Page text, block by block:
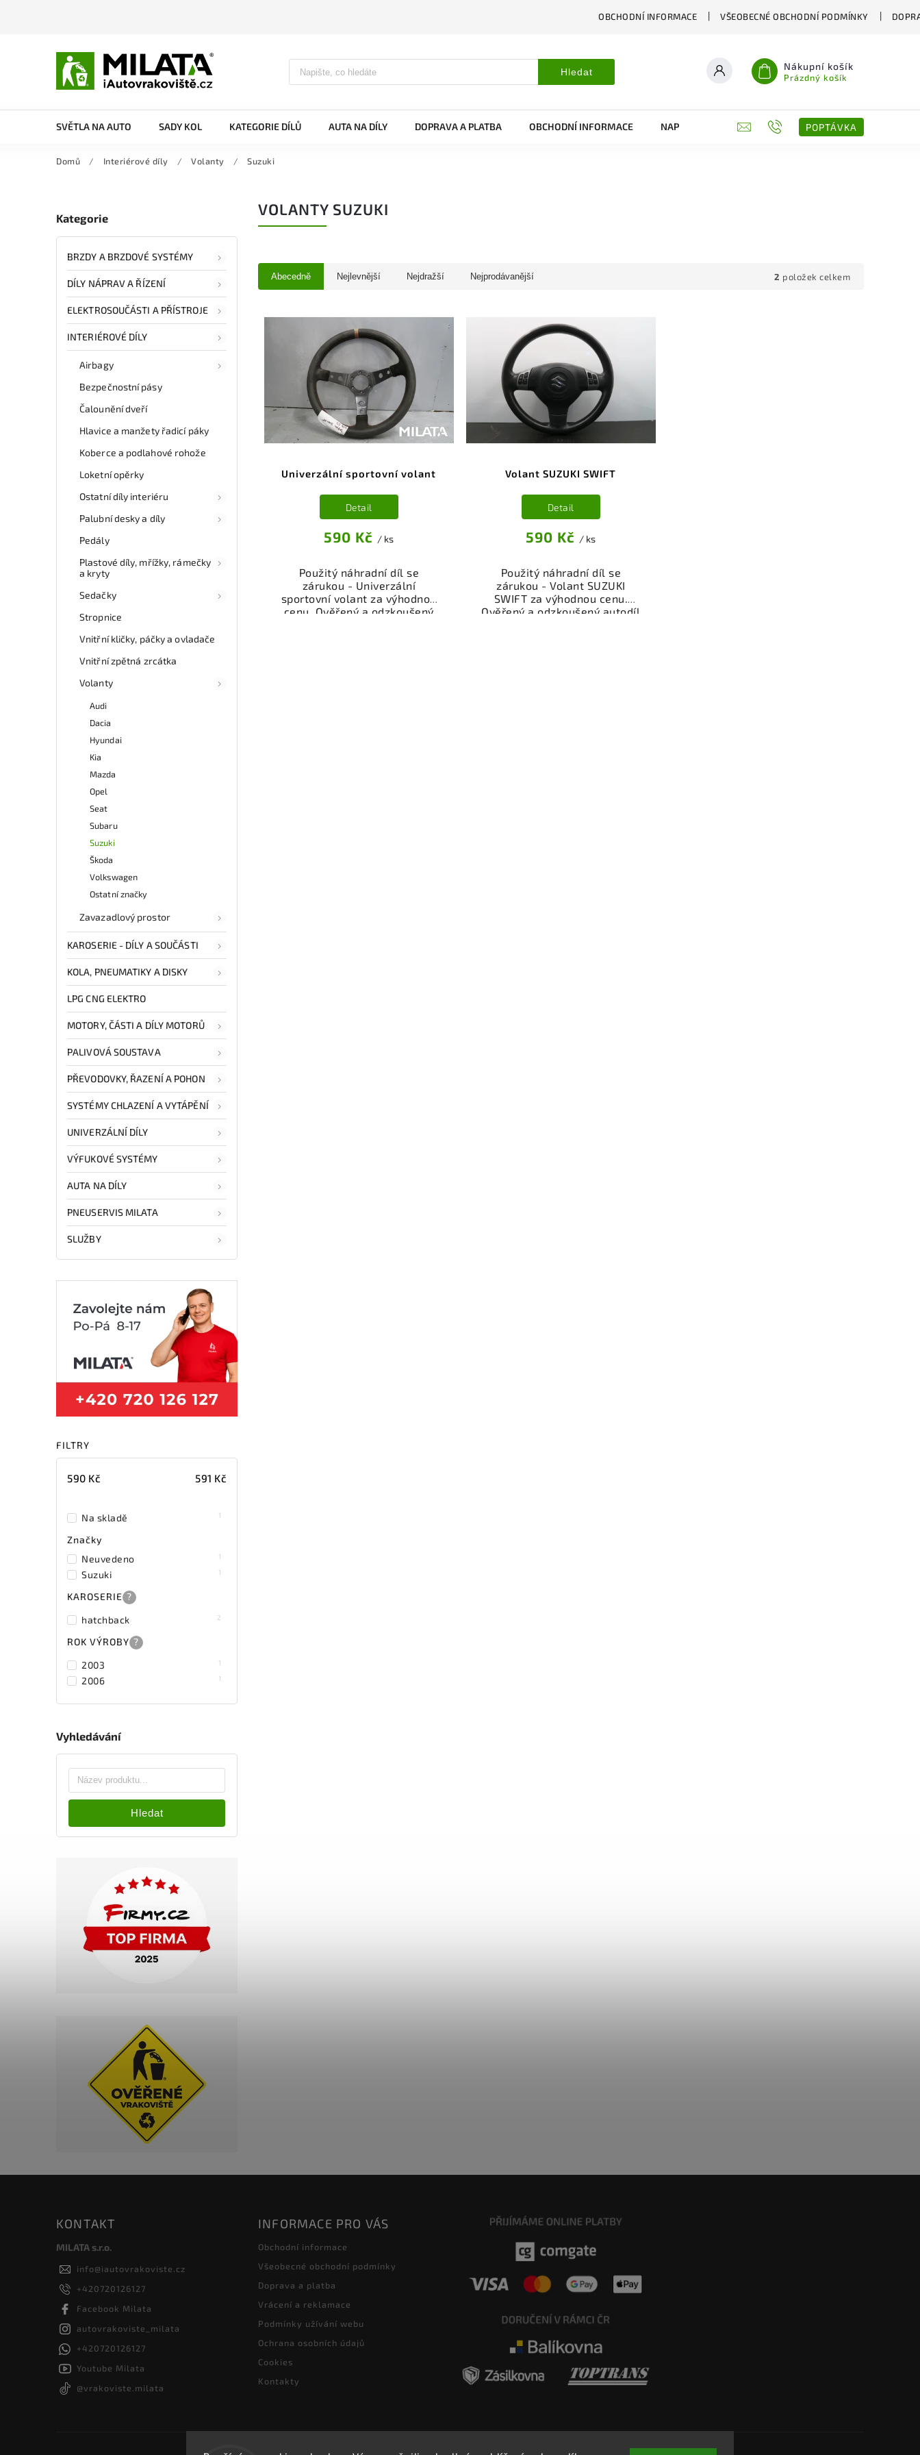
OBCHODNÍ INFORMACE VŠEOBECNÉ OBCHODNÍ PODMÍNKY
Hledat Nákupní košík
Prázdný košík
SVĚTLA NA AUTO SADY KOL KATEGORIE DÍLŮ AUTA NA DÍLY DOPRAVA A PLATBA OBCHODNÍ INFORMACE NAPIŠTE NÁM KONTAKTY POPTÁVKA
Domů / Interiérové díly / Volanty / Suzuki
Kategorie
BRZDY A BRZDOVÉ SYSTÉMY
DÍLY NÁPRAV A ŘÍZENÍ
ELEKTROSOUČÁSTI A PŘÍSTROJE
INTERIÉROVÉ DÍLY
Airbagy
Bezpečnostní pásy
Čalounění dveří
Hlavice a manžety řadicí páky
Koberce a podlahové rohože
Loketní opěrky
Ostatní díly interiéru
Palubní desky a díly
Pedály
Plastové díly, mřížky, rámečky
a kryty
Sedačky
Stropnice
Vnitřní kličky, páčky a ovladače
Vnitřní zpětná zrcátka
Volanty
Audi
Dacia
Hyundai
Kia
Mazda
Opel
Seat
Subaru
Suzuki
Škoda
Volkswagen
Ostatní značky
Zavazadlový prostor
KAROSERIE - DÍLY A SOUČÁSTI
KOLA, PNEUMATIKY A DISKY
LPG CNG ELEKTRO
MOTORY, ČÁSTI A DÍLY MOTORŮ
PALIVOVÁ SOUSTAVA
PŘEVODOVKY, ŘAZENÍ A POHON
SYSTÉMY CHLAZENÍ A VYTÁPĚNÍ
UNIVERZÁLNÍ DÍLY
VÝFUKOVÉ SYSTÉMY
AUTA NA DÍLY
PNEUSERVIS MILATA
SLUŽBY
FILTRY
590 Kč 591 Kč
Na skladě 1
Značky
Neuvedeno
1
Suzuki 1
KAROSERIE ?
hatchback
2
ROK VÝROBY ?
2003
1
2006 1
Vyhledávání
Hledat
VOLANTY SUZUKI
Abecedně Nejlevnější Nejdražší Nejprodávanější 2 položek celkem
Univerzální sportovní volant
590 Kč / ks
Detail
Použitý náhradní díl se
zárukou - Univerzální
sportovní volant za výhodnou
cenu. Ověřený a odzkoušený
Volant SUZUKI SWIFT
590 Kč / ks
Detail
Použitý náhradní díl se
zárukou - Volant SUZUKI
SWIFT za výhodnou cenu.
Ověřený a odzkoušený autodíl
KONTAKT
MILATA s.r.o.
info@iautovrakoviste.cz
+420720126127
Facebook Milata
autovrakoviste_milata
+420720126127
Youtube Milata
@vrakoviste.milata
INFORMACE PRO VÁS
Obchodní informace
Všeobecné obchodní podmínky
Doprava a platba
Vrácení a reklamace
Podmínky užívání webu
Ochrana osobních údajů
Cookies
Kontakty